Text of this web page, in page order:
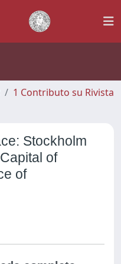
1 Contributo su Rivista
Stockholm
of
of